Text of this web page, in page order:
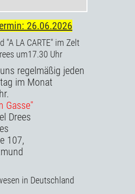
26.06.2026
"A LA CARTE" im Zelt
um17.30 Uhr
regelmäßig jeden
im Monat
Gasse"
Drees
107,